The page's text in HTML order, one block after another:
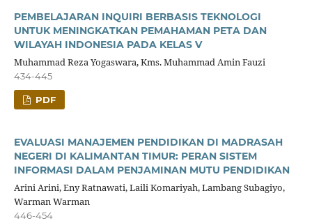
PEMBELAJARAN INQUIRI BERBASIS TEKNOLOGI
UNTUK MENINGKATKAN PEMAHAMAN PETA DAN
WILAYAH INDONESIA PADA KELAS V
Muhammad Reza Yogaswara, Kms. Muhammad Amin Fauzi
434-445
PDF
EVALUASI MANAJEMEN PENDIDIKAN DI MADRASAH
NEGERI DI KALIMANTAN TIMUR: PERAN SISTEM
INFORMASI DALAM PENJAMINAN MUTU PENDIDIKAN
Arini Arini, Eny Ratnawati, Laili Komariyah, Lambang Subagiyo,
Warman Warman
446-454